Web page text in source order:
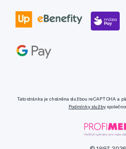
Tato stránka je chráněna službou reCAPTCHA a
Podmínky služby